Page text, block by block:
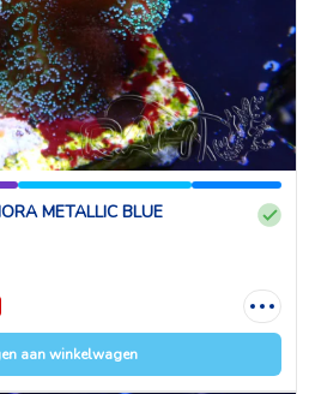
METALLIC BLUE
aan winkelwagen